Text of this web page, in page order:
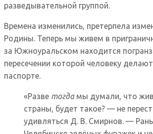
разведывательной группой.
Времена изменились, претерпела
Родины. Теперь мы живем в
за Южноуральском находится
пересечении которой человеку
паспорте.
«Разве тогда мы думали, что
страны, будет такое? — не
удивляться Д. В. Смирнов. —